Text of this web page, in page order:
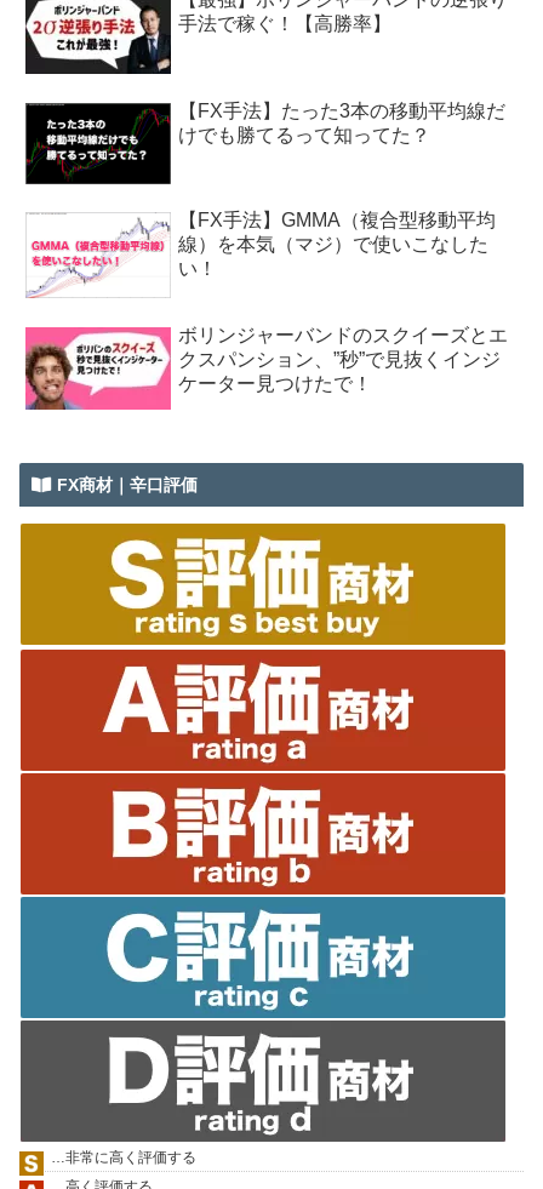
手法で稼ぐ！【高勝率】
【FX手法】たった3本の移動平均線だ
けでも勝てるって知ってた？
【FX手法】GMMA（複合型移動平均
線）を本気（マジ）で使いこなした
い！
ボリンジャーバンドのスクイーズとエ
クスパンション、”秒”で見抜くインジ
ケーター見つけたで！
FX商材｜辛口評価
…非常に高く評価する